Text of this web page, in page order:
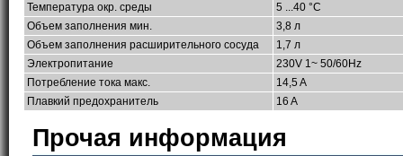
Температура окр. среды
5 ...40 °C
Объем заполнения мин.
3,8 л
Объем заполнения расширительного сосуда
1,7 л
Электропитание
230V 1~ 50/60Hz
Потребление тока макс.
14,5 A
Плавкий предохранитель
16 A
Прочая информация